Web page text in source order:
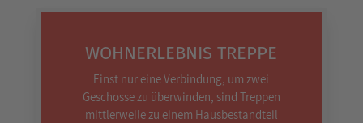
WOHNERLEBNIS TREPPE
Einst nur eine Verbindung, um zwei
Geschosse zu überwinden, sind Treppen
mittlerweile zu einem Hausbestandteil